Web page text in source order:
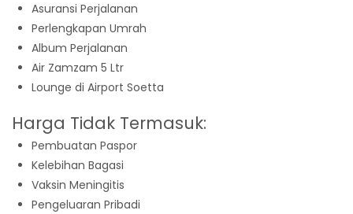
Asuransi Perjalanan
Perlengkapan Umrah
Album Perjalanan
Air Zamzam 5 Ltr
Lounge di Airport Soetta
Harga Tidak Termasuk:
Pembuatan Paspor
Kelebihan Bagasi
Vaksin Meningitis
Pengeluaran Pribadi